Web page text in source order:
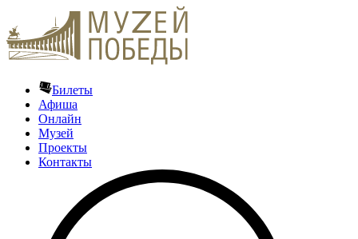
Билеты
Афиша
Онлайн
Музей
Проекты
Контакты